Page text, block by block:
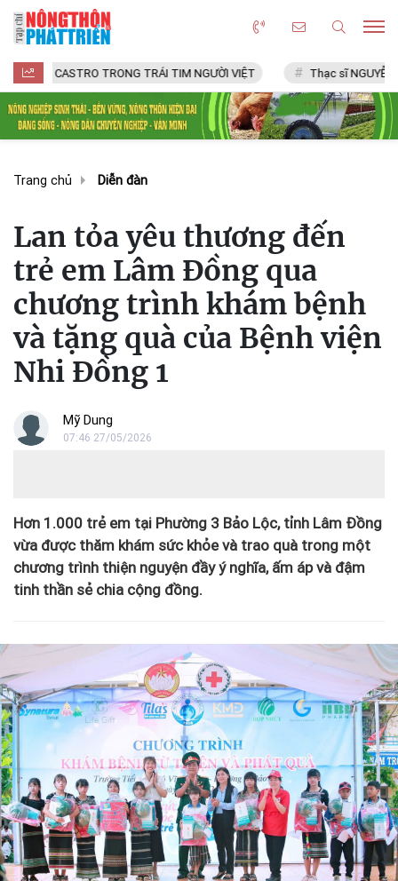
TRONG TRÁI TIM NGƯỜI VIỆT Thạc sĩ NGUYỄN VĂN CHÍ
Trang chủ Diễn đàn
Lan tỏa yêu thương đến
trẻ em Lâm Đồng qua
chương trình khám bệnh
và tặng quà của Bệnh viện
Nhi Đồng 1
Mỹ Dung
07:46 27/05/2026
Hơn 1.000 trẻ em tại Phường 3 Bảo Lộc, tỉnh Lâm Đồng
vừa được thăm khám sức khỏe và trao quà trong một
chương trình thiện nguyện đầy ý nghĩa, ấm áp và đậm
tinh thần sẻ chia cộng đồng.